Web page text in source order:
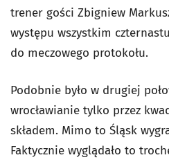
trener gości Zbigniew
występu wszystkim
do meczowego protokołu.
Podobnie było w drugiej
wrocławianie tylko przez
składem. Mimo to Śląsk
Faktycznie wyglądało to